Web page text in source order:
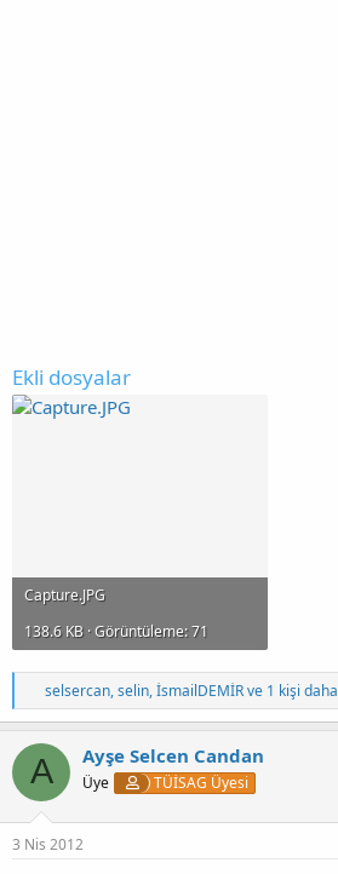
Ekli dosyalar
Capture.JPG
138.6 KB · Görüntüleme: 71
T
e
p
k
i
e
r
:
selsercan,selin,İsmailDEMİRve 1 kişi daha
A Ayşe Selcen Candan
Üye TÜİSAG Üyesi
3 Nis 2012